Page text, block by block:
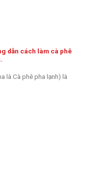
dẫn cách làm cà phê
là Cà phê pha lạnh) là